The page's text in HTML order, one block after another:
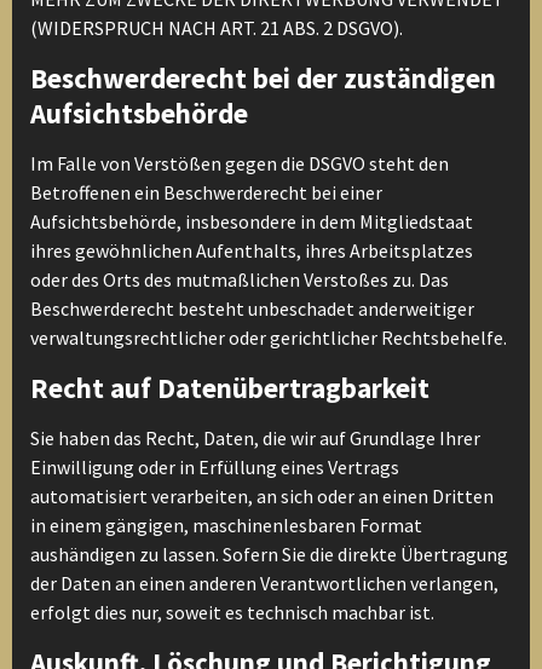
(WIDERSPRUCH NACH ART. 21 ABS. 2 DSGVO).
Beschwerderecht bei der zuständigen
Aufsichtsbehörde
Im Falle von Verstößen gegen die DSGVO steht den
Betroffenen ein Beschwerderecht bei einer
Aufsichtsbehörde, insbesondere in dem Mitgliedstaat
ihres gewöhnlichen Aufenthalts, ihres Arbeitsplatzes
oder des Orts des mutmaßlichen Verstoßes zu. Das
Beschwerderecht besteht unbeschadet anderweitiger
verwaltungsrechtlicher oder gerichtlicher Rechtsbehelfe.
Recht auf Datenübertragbarkeit
Sie haben das Recht, Daten, die wir auf Grundlage Ihrer
Einwilligung oder in Erfüllung eines Vertrags
automatisiert verarbeiten, an sich oder an einen Dritten
in einem gängigen, maschinenlesbaren Format
aushändigen zu lassen. Sofern Sie die direkte Übertragung
der Daten an einen anderen Verantwortlichen verlangen,
erfolgt dies nur, soweit es technisch machbar ist.